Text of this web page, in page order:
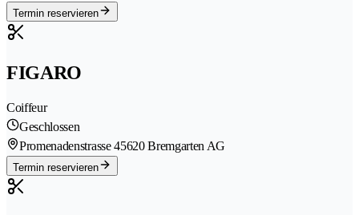
Termin reservieren
FIGARO
Coiffeur
Geschlossen
Promenadenstrasse 45620 Bremgarten AG
Termin reservieren